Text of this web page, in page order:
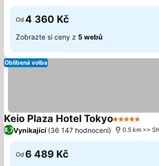
Od 4 360 Kč
Zobrazte si ceny z 5 webů
Oblíbená volba
Keio Plaza Hotel Tokyo5 Počet
8,7Vynikající (36 147 hodnocení) 0.5 km >>
Od 6 489 Kč